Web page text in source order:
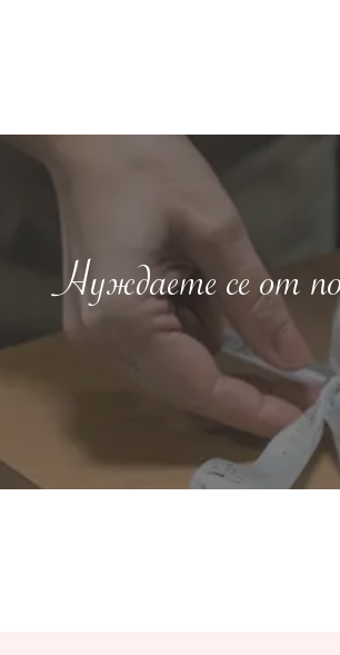
Нуждаете се от